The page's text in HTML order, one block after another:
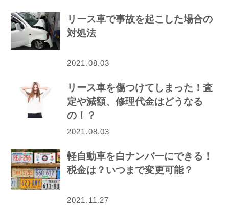
リース車で事故を起こした場合の
対処法
2021.08.03
リース車を傷つけてしまった！査
定や減額、修理代金はどうなる
の！？
2021.08.03
軽自動車を白ナンバーにできる！
税金は？いつまで変更可能？
2021.11.27